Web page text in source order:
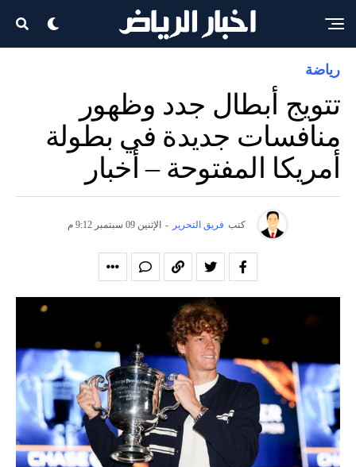
رياضة
تتويج أبطال جدد وظهور
منافسات جديدة في بطولة
أمريكا المفتوحة – أخبار
كتب فريق التحرير - الإثنين 09 سبتمبر 9:12 م